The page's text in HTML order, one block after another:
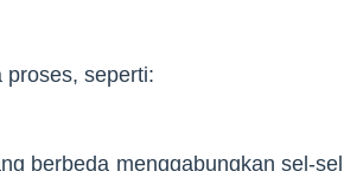
proses, seperti:
berbeda menggabungkan sel-sel